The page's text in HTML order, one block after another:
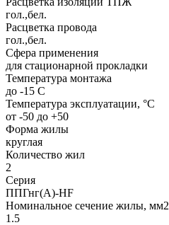
гол.,бел.
Расцветка провода
гол.,бел.
Сфера применения
для стационарной прокладки
Температура монтажа
до -15 С
Температура эксплуатации, °С
от -50 до +50
Форма жилы
круглая
Количество жил
2
Серия
ППГнг(А)-HF
Номинальное сечение жилы, мм2
1.5